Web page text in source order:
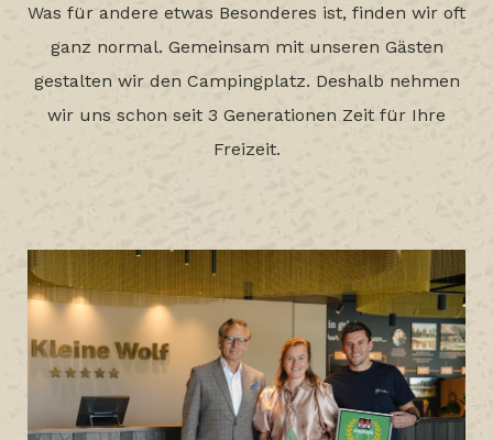
Was für andere etwas Besonderes ist, finden wir oft
ganz normal. Gemeinsam mit unseren Gästen
gestalten wir den Campingplatz. Deshalb nehmen
wir uns schon seit 3 Generationen Zeit für Ihre
Freizeit.